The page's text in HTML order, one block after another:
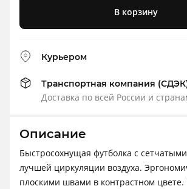
В корзину
Курьером
Транспортная компания
Доставка по всей России и
Описание
Быстросохнущая футболка с
лучшей циркуляции воздуха.
плоскими швами в контрастном